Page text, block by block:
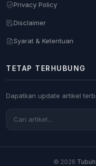
Privacy Policy
Disclaimer
Syarat & Ketentuan
TETAP TERHUBUNG
Dapatkan update artikel
© 2026